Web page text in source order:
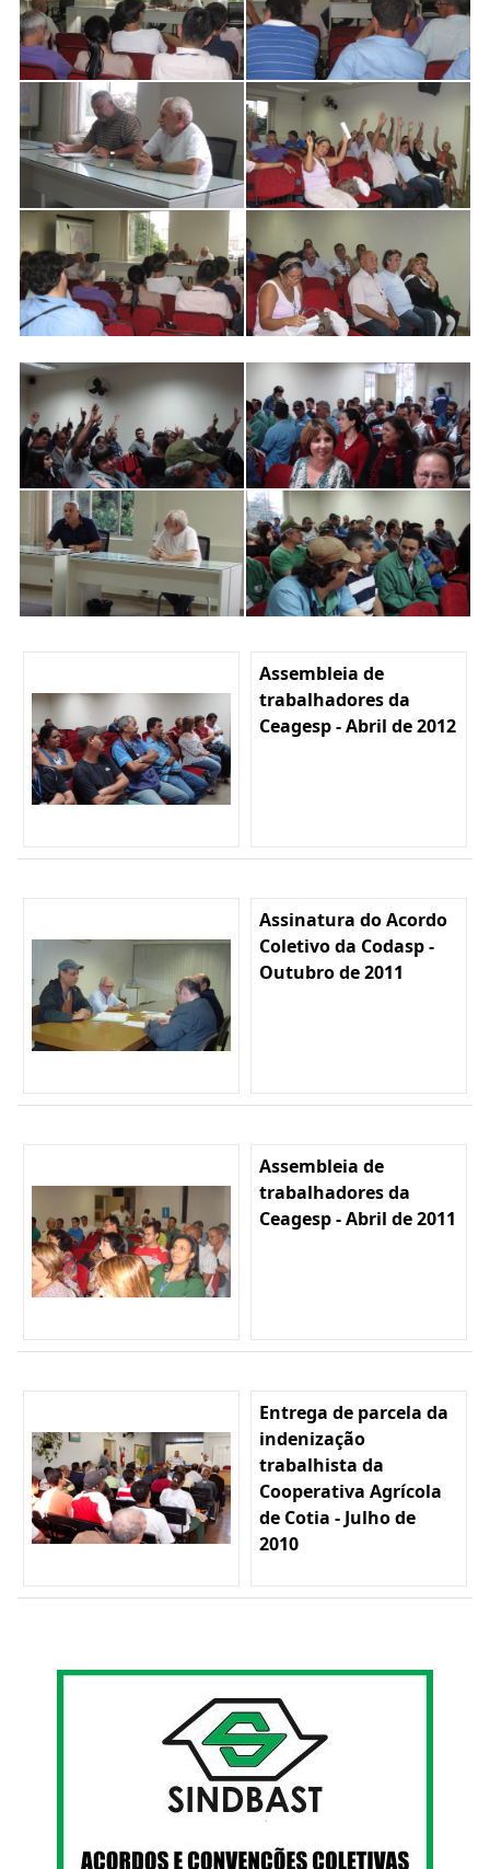
Assembleia de
trabalhadores da
Ceagesp - Abril de 2012
Assinatura do Acordo
Coletivo da Codasp -
Outubro de 2011
Assembleia de
trabalhadores da
Ceagesp - Abril de 2011
Entrega de parcela da
indenização
trabalhista da
Cooperativa Agrícola
de Cotia - Julho de
2010